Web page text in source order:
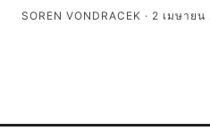
SOREN VONDRACEK · 2 เมษายน